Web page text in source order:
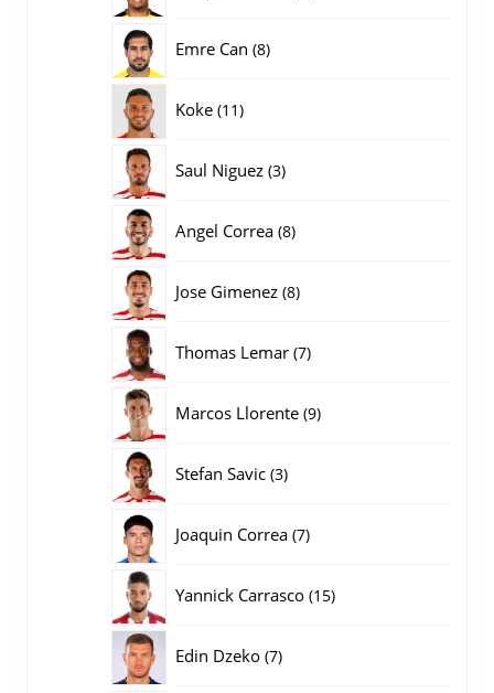
Emre Can 88
Koke 1111
Saul Niguez 33
Angel Correa 88
Jose Gimenez 88
Thomas Lemar 77
Marcos Llorente 99
Stefan Savic 33
Joaquin Correa 77
Yannick Carrasco 1515
Edin Dzeko 77